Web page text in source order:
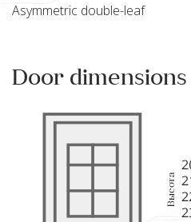
Asymmetric double-leaf
Door dimensions